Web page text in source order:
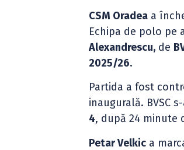
CSM Oradea a
Echipa de polo pe
Alexandrescu, de
2025/26.
Partida a fost
inaugurală. BVSC
4, după 24 minute
Petar Velkic a